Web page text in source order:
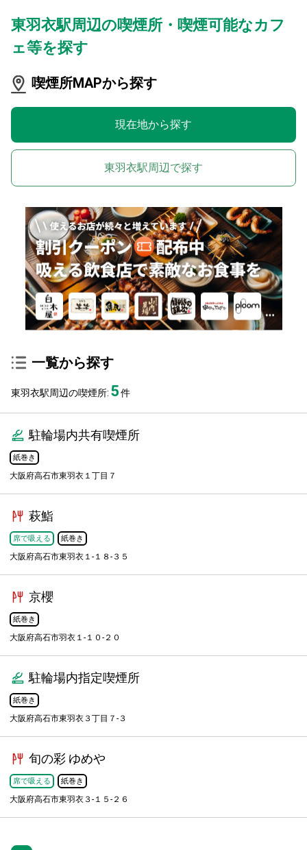
東羽衣駅周辺の喫煙所・喫煙可能なカフ
ェ等を探す
喫煙所MAPから探す
現在地から探す
東羽衣駅周辺で探す
一覧から探す
東羽衣駅周辺の喫煙所: 5件
駐輪場内共有喫煙所
紙巻き
大阪府高石市東羽衣１丁目７
萩鮨
席で吸える 紙巻き
大阪府高石市東羽衣１-１８-３５
京櫻
紙巻き
大阪府高石市羽衣１-１０-２０
駐輪場内指定喫煙所
紙巻き
大阪府高石市東羽衣３丁目７-３
旬の彩 ゆめや
席で吸える 紙巻き
大阪府高石市東羽衣３-１５-２６